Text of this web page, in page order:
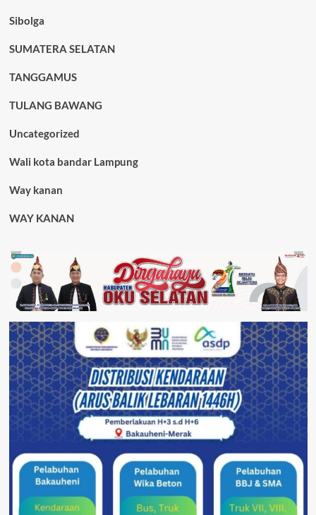
Sibolga
SUMATERA SELATAN
TANGGAMUS
TULANG BAWANG
Uncategorized
Wali kota bandar Lampung
Way kanan
WAY KANAN